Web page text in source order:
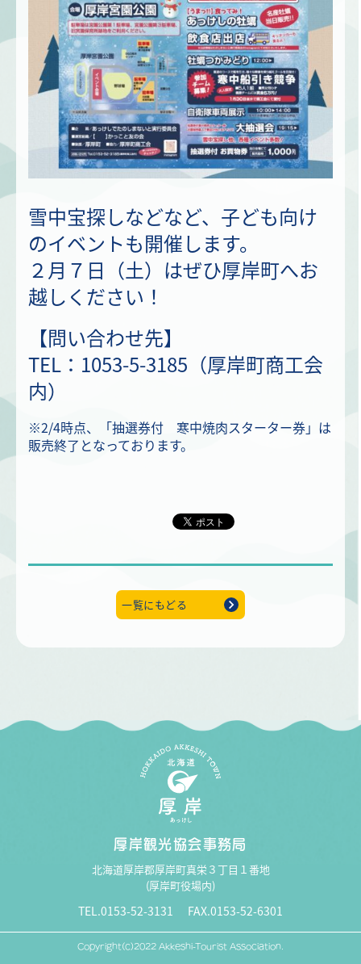
雪中宝探しなどなど、子ども向け
のイベントも開催します。
２月７日（土）はぜひ厚岸町へお
越しください！
【問い合わせ先】
TEL：1053-5-3185（厚岸町商工会
内）
※2/4時点、「抽選券付 寒中焼肉スターター券」は
販売終了となっております。
一覧にもどる
厚岸観光協会事務局
北海道厚岸郡厚岸町真栄３丁目１番地
(厚岸町役場内)
TEL.0153-52-3131 FAX.0153-52-6301
Copyright(c)2022 Akkeshi-Tourist Association.